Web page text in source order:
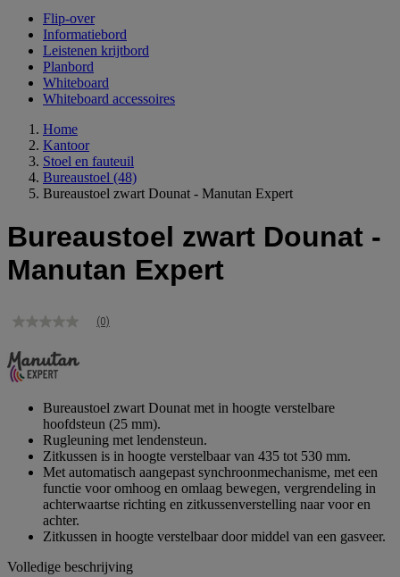
Flip-over
Informatiebord
Leistenen krijtbord
Planbord
Whiteboard
Whiteboard accessoires
Home
Kantoor
Stoel en fauteuil
Bureaustoel (48)
Bureaustoel zwart Dounat - Manutan Expert
Bureaustoel zwart Dounat -
Manutan Expert
Geen
Dezelfde
paginalink.
(0)
Bureaustoel zwart Dounat met in hoogte verstelbare
hoofdsteun (25 mm).
Rugleuning met lendensteun.
Zitkussen is in hoogte verstelbaar van 435 tot 530 mm.
Met automatisch aangepast synchroonmechanisme, met een
functie voor omhoog en omlaag bewegen, vergrendeling in
achterwaartse richting en zitkussenverstelling naar voor en
achter.
Zitkussen in hoogte verstelbaar door middel van een gasveer.
Volledige beschrijving